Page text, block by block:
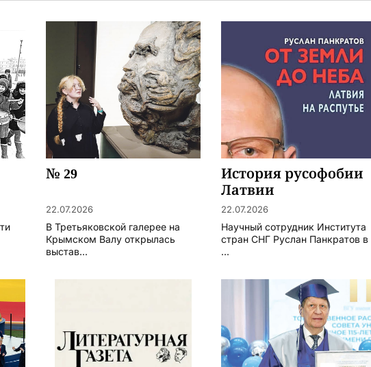
№ 29
22.07.2026
В Третьяковской галерее на
Крымском Валу открылась
выстав...
История русофобии
Латвии
22.07.2026
Научный сотрудник Института
стран СНГ Руслан Панкратов в
...